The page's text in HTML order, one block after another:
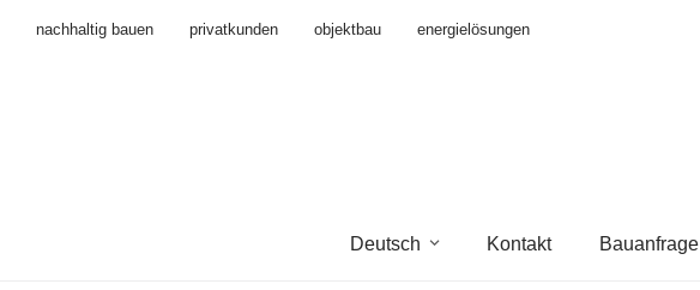
nachhaltig bauen privatkunden objektbau
energielösungen
Deutsch Kontakt Bauanfrage